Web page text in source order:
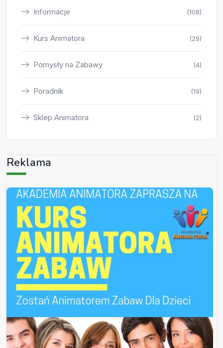
Informacje (108)
Kurs Animatora (29)
Pomysły na Zabawy (4)
Poradnik (19)
Sklep Animatora (2)
Reklama